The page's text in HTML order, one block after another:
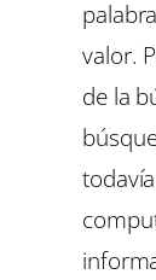
valor.
de la